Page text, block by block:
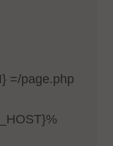
=/page.php